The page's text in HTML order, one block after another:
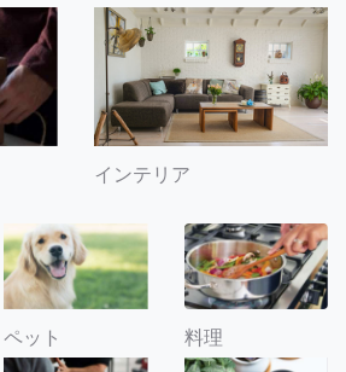
インテリア
ペット 料理